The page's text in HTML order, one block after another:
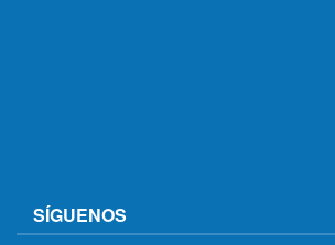
SÍGUENOS